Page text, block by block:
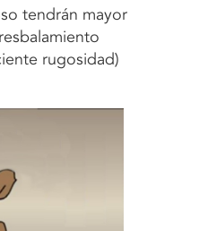
tendrán mayor
rugosidad)